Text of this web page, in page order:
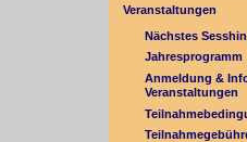
Veranstaltungen
Nächstes Sesshin
Jahresprogramm
Anmeldung &
Veranstaltungen